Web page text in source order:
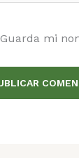
Guarda mi